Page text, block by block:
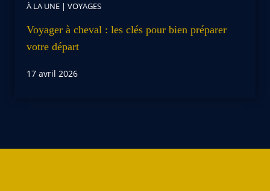
À LA UNE | VOYAGES
Voyager à cheval : les clés pour bien préparer
votre départ
17 avril 2026